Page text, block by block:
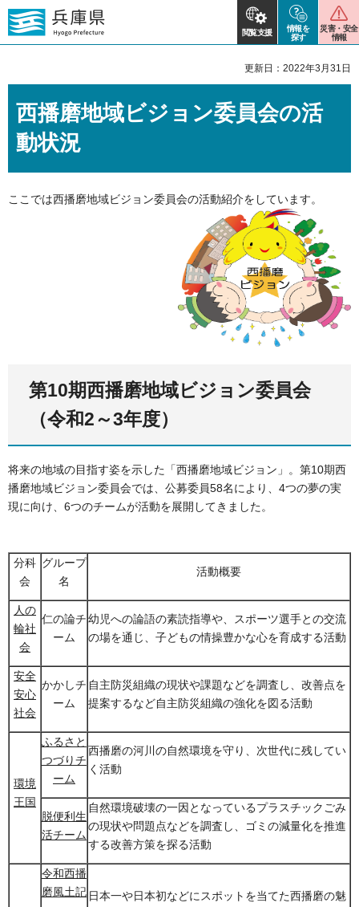
閲覧支援
情報を
探す
災害・安全
情報
更新日：2022年3月31日
西播磨地域ビジョン委員会の活
動状況
ここでは西播磨地域ビジョン委員会の活動紹介をしています。
第10期西播磨地域ビジョン委員会
（令和2～3年度）
将来の地域の目指す姿を示した「西播磨地域ビジョン」。第10期西
播磨地域ビジョン委員会では、公募委員58名により、4つの夢の実
現に向け、6つのチームが活動を展開してきました。
分科
会
グループ
名
活動概要
人の
輪社
会
仁の論チ
ーム
幼児への論語の素読指導や、スポーツ選手との交流
の場を通じ、子どもの情操豊かな心を育成する活動
安全
安心
社会
かかしチ
ーム
自主防災組織の現状や課題などを調査し、改善点を
提案するなど自主防災組織の強化を図る活動
環境
王国
ふるさと
つづりチ
ーム
西播磨の河川の自然環境を守り、次世代に残してい
く活動
脱便利生
活チーム
自然環境破壊の一因となっているプラスチックごみ
の現状や問題点などを調査し、ゴミの減量化を推進
する改善方策を探る活動
令和西播
磨風土記 日本一や日本初などにスポットを当てた西播磨の魅